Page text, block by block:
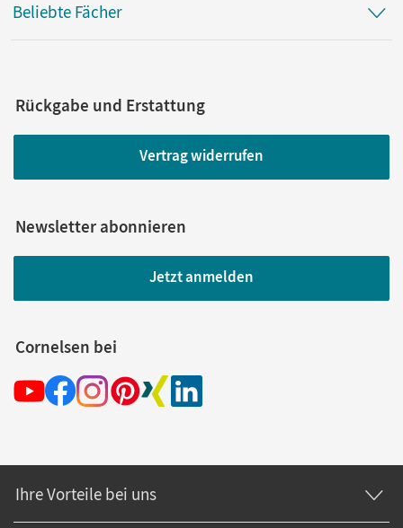
Beliebte Fächer
Rückgabe und Erstattung
Vertrag widerrufen
Newsletter abonnieren
Jetzt anmelden
Cornelsen bei
Ihre Vorteile bei uns